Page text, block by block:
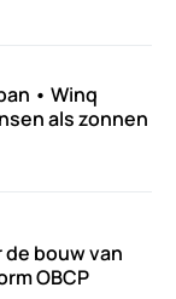
• Winq
als zonnen
bouw van
OBCP